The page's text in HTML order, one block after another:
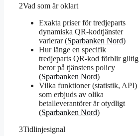
2Vad som är oklart
Exakta priser för tredjeparts
dynamiska QR-kodtjänster
varierar (Sparbanken Nord)
Hur länge en specifik
tredjeparts QR-kod förblir giltig
beror på tjänstens policy
(Sparbanken Nord)
Vilka funktioner (statistik, API)
som erbjuds av olika
betalleverantörer är otydligt
(Sparbanken Nord)
3Tidlinjesignal